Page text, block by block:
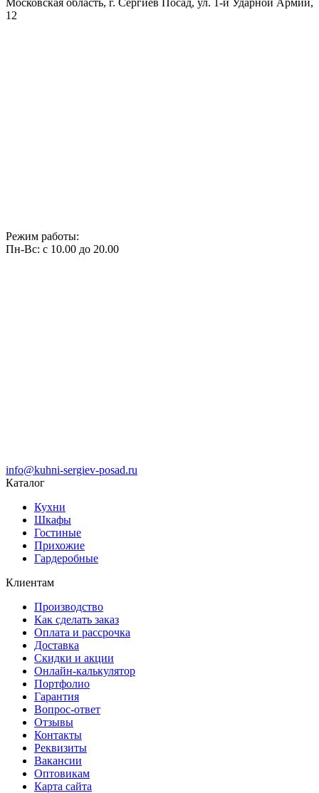
12
Режим работы:
Пн-Вс: с 10.00 до 20.00
info@kuhni-sergiev-posad.ru
Каталог
Кухни
Шкафы
Гостиные
Прихожие
Гардеробные
Клиентам
Производство
Как сделать заказ
Оплата и рассрочка
Доставка
Скидки и акции
Онлайн-калькулятор
Портфолио
Гарантия
Вопрос-ответ
Отзывы
Контакты
Реквизиты
Вакансии
Оптовикам
Карта сайта